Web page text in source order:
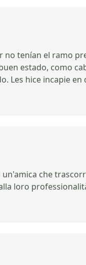
no tenían el ramo
estado, como
Les hice incapie
che
loro